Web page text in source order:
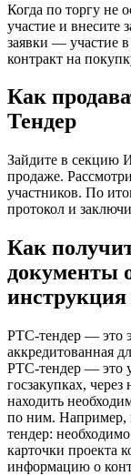
Когда по торгу не
участие и внесите
заявки — участие
контракт на
Как
Тендер
Зайдите в секцию
продаже.
участников. По
протокол и
Как
документы
инструкция
РТС-тендер — это
аккредитованная
РТС-тендер — это
госзакупках, через
находить
по ним. Например,
тендер:
карточки проекта
информацию о